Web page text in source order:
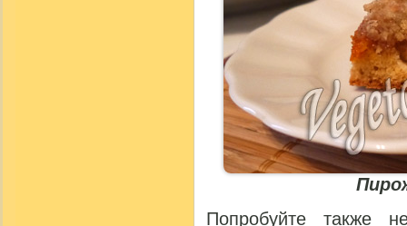
Попробуйте также